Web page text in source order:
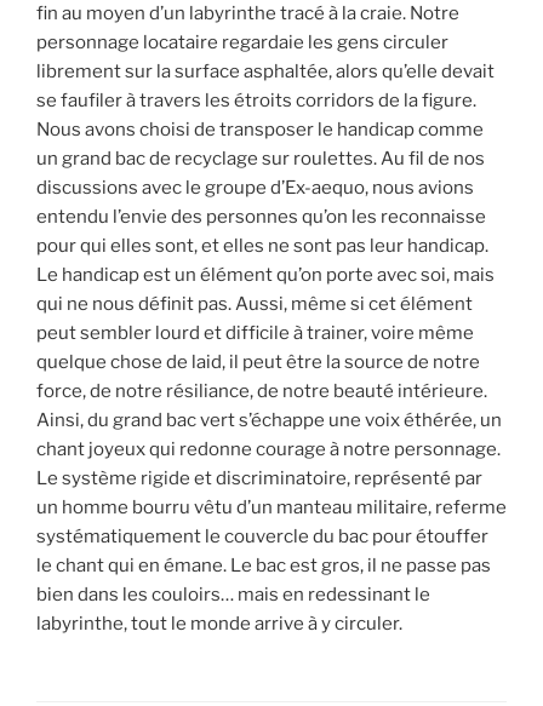
fin au moyen d’un labyrinthe tracé à la craie. Notre
personnage locataire regardaie les gens circuler
librement sur la surface asphaltée, alors qu’elle devait
se faufiler à travers les étroits corridors de la figure.
Nous avons choisi de transposer le handicap comme
un grand bac de recyclage sur roulettes. Au fil de nos
discussions avec le groupe d’Ex-aequo, nous avions
entendu l’envie des personnes qu’on les reconnaisse
pour qui elles sont, et elles ne sont pas leur handicap.
Le handicap est un élément qu’on porte avec soi, mais
qui ne nous définit pas. Aussi, même si cet élément
peut sembler lourd et difficile à trainer, voire même
quelque chose de laid, il peut être la source de notre
force, de notre résiliance, de notre beauté intérieure.
Ainsi, du grand bac vert s’échappe une voix éthérée, un
chant joyeux qui redonne courage à notre personnage.
Le système rigide et discriminatoire, représenté par
un homme bourru vêtu d’un manteau militaire, referme
systématiquement le couvercle du bac pour étouffer
le chant qui en émane. Le bac est gros, il ne passe pas
bien dans les couloirs… mais en redessinant le
labyrinthe, tout le monde arrive à y circuler.